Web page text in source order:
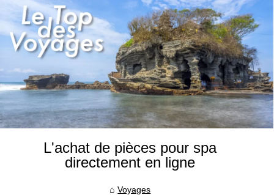
L'achat de pièces pour spa
directement en ligne
Voyages